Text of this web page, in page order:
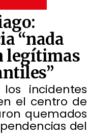
“nada
legítimas
incidentes
el centro de
quemados
del